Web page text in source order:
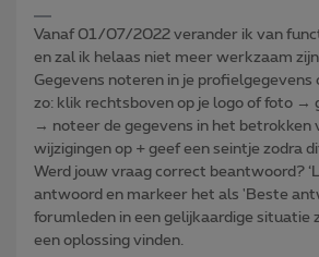
Vanaf 01/07/2022 verander ik van
en zal ik helaas niet meer werkzaam
Gegevens noteren in je profielgegevens
zo: klik rechtsboven op je logo of foto →
→ noteer de gegevens in het betrokken
wijzigingen op + geef een seintje zodra
Werd jouw vraag correct beantwoord?
antwoord en markeer het als 'Beste
forumleden in een gelijkaardige situatie
een oplossing vinden.